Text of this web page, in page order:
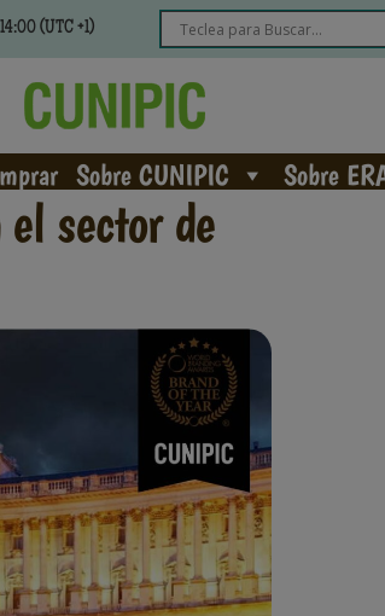
(UTC +1)
Sobre CUNIPIC Sobre
sector de